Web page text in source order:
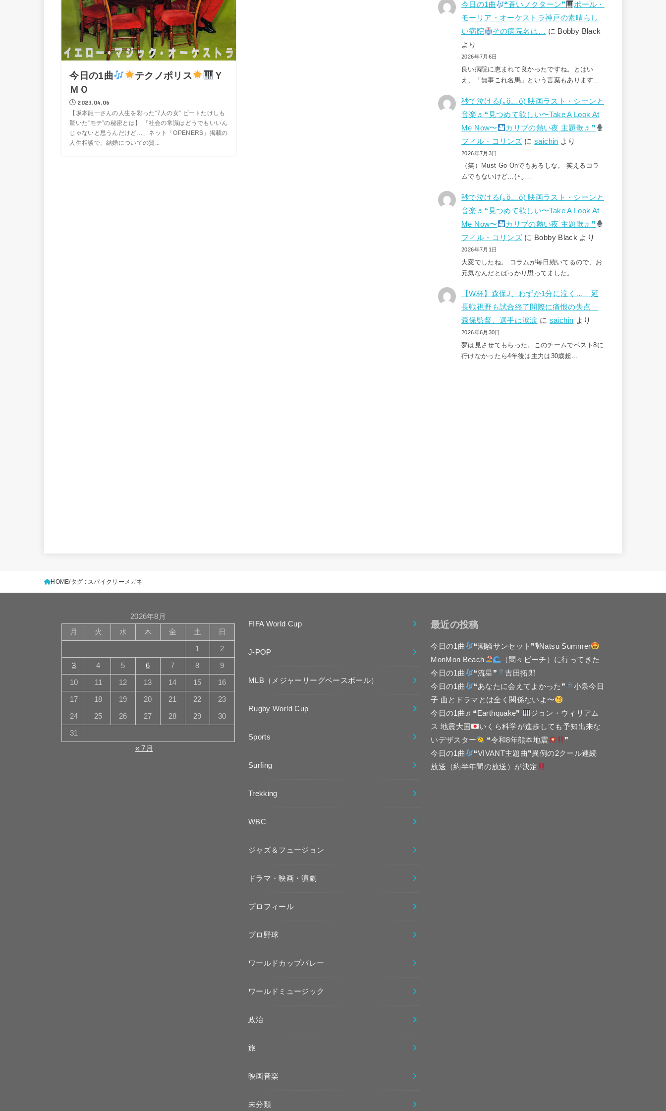
今日の1曲 テクノポリス
Ｙ
ＭＯ
2023.04.06
【坂本龍一さんの人生を彩った“7人の女” ビートたけしも
驚いた“モテ”の秘密とは】 「社会の常識はどうでもいいん
じゃないと思うんだけど…」ネット「OPENERS」掲載の
人生相談で、結婚についての質...
今日の1曲 ❝蒼いノクターン❞
ポール・
モーリア・オーケストラ神戸の素晴らし
い病院
その病院名は… に Bobby Black
より
2026年7月6日
良い病院に恵まれて良かったですね。とはい
え、「無事これ名馬」という言葉もあります…
秒で泣ける(⁠｡⁠ŏ⁠﹏⁠ŏ⁠) 映画ラスト・シーンと
音楽♬❝見つめて欲しい〜Take A Look At
Me Now〜
カリブの熱い夜 主題歌♬❞
フィル・コリンズ にsaichin より
2026年7月3日
（笑）Must Go Onでもあるしな。 笑えるコラ
ムでもないけど…(⁠◔⁠‿⁠…
秒で泣ける(⁠｡⁠ŏ⁠﹏⁠ŏ⁠) 映画ラスト・シーンと
音楽♬❝見つめて欲しい〜Take A Look At
Me Now〜
カリブの熱い夜 主題歌♬❞
フィル・コリンズ に Bobby Black より
2026年7月1日
大変でしたね。 コラムが毎日続いてるので、お
元気なんだとばっかり思ってました。…
【W杯】森保J、わずか1分に泣く… 延
長戦視野も試合終了間際に痛恨の失点
森保監督、選手は涙涙 に saichin より
2026年6月30日
夢は見させてもらった。このチームでベスト8に
行けなかったら4年後は主力は30歳超…
HOME タグ : スパイクリーメガネ
2026年8月
月
火 水 木 金 土 日
1 2
3 4 5 6 7 8 9
10 11 12 13 14 15 16
17 18 19 20 21 22 23
24 25 26 27 28 29 30
31
« 7月
FIFA World Cup
J-POP
MLB（メジャーリーグベースボール）
Rugby World Cup
Sports
Surfing
Trekking
WBC
ジャズ＆フュージョン
ドラマ・映画・演劇
プロフィール
プロ野球
ワールドカップバレー
ワールドミュージック
政治
旅
映画音楽
未分類
最近の投稿
今日の1曲
❝潮騒サンセット❞🎙Natsu Summer
MonMon Beach
（悶々ビーチ）に行ってきた
今日の1曲
❝流星❞
吉田拓郎
今日の1曲
❝あなたに会えてよかった❞
小泉今日
子 曲とドラマとは全く関係ないよ〜
今日の1曲♬❝Earthquake❞
ジョン・ウィリアム
ス 地震大国
いくら科学が進歩しても予知出来な
いデザスター
❝令和8年熊本地震
❞
今日の1曲
❝VIVANT主題曲❞異例の2クール連続
放送（約半年間の放送）が決定